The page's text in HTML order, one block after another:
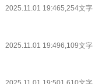
2025.11.01 19:465,254文字
2025.11.01 19:496,109文字